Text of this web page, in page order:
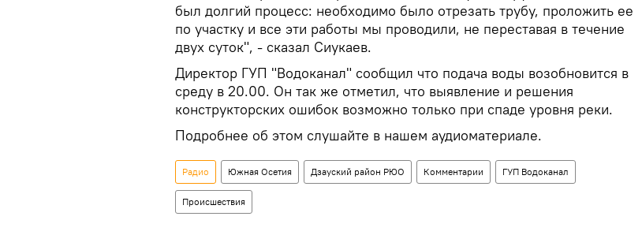
был долгий процесс: необходимо было отрезать трубу, проложить ее
по участку и все эти работы мы проводили, не переставая в течение
двух суток", - сказал Сиукаев.
Директор ГУП "Водоканал" сообщил что подача воды возобновится в
среду в 20.00. Он так же отметил, что выявление и решения
конструкторских ошибок возможно только при спаде уровня реки.
Подробнее об этом слушайте в нашем аудиоматериале.
Радио Южная Осетия Дзауский район РЮО Комментарии ГУП Водоканал
Происшествия